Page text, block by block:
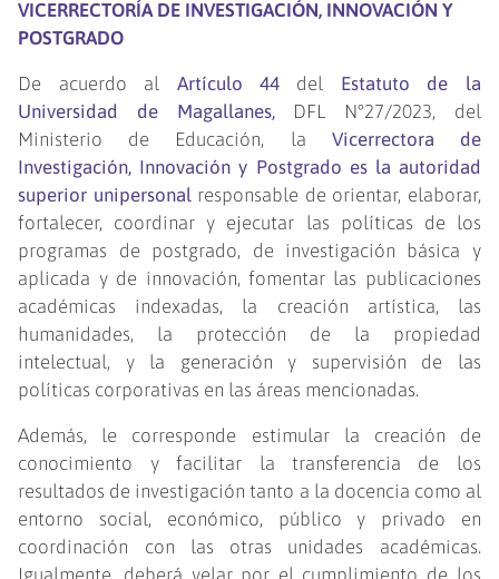
VICERRECTORÍA DE INVESTIGACIÓN, INNOVACIÓN Y
POSTGRADO
De acuerdo al Artículo 44 del Estatuto de la
Universidad de Magallanes, DFL N°27/2023, del
Ministerio de Educación, la Vicerrectora de
Investigación, Innovación y Postgrado es la autoridad
superior unipersonal responsable de orientar, elaborar,
fortalecer, coordinar y ejecutar las políticas de los
programas de postgrado, de investigación básica y
aplicada y de innovación, fomentar las publicaciones
académicas indexadas, la creación artística, las
humanidades, la protección de la propiedad
intelectual, y la generación y supervisión de las
políticas corporativas en las áreas mencionadas.
Además, le corresponde estimular la creación de
conocimiento y facilitar la transferencia de los
resultados de investigación tanto a la docencia como al
entorno social, económico, público y privado en
coordinación con las otras unidades académicas.
Igualmente, deberá velar por el cumplimiento de los